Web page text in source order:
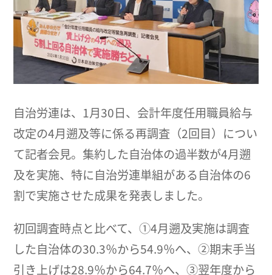
自治労連は、1月30日、会計年度任用職員給与
改定の4月遡及等に係る再調査（2回目）につい
て記者会見。集約した自治体の過半数が4月遡
及を実施、特に自治労連単組がある自治体の6
割で実施させた成果を発表しました。
初回調査時点と比べて、①4月遡及実施は調査
した自治体の30.3％から54.9％へ、②期末手当
引き上げは28.9％から64.7％へ、③翌年度から